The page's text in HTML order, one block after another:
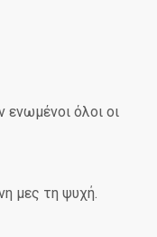
όλοι οι
μες τη ψυχή.